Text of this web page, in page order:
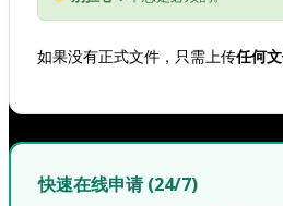
如果没有正式文件，只需上传任何
快速在线申请 (24/7)